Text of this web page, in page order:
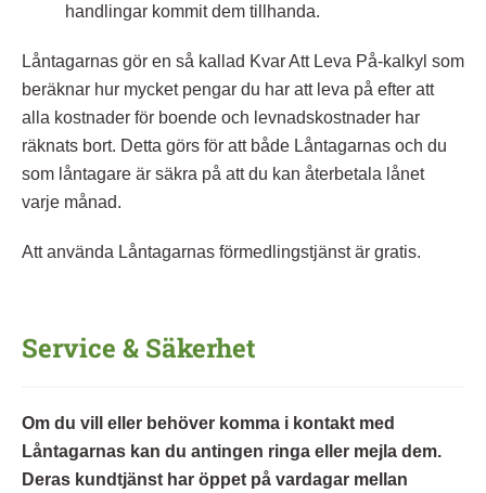
handlingar kommit dem tillhanda.
Låntagarnas gör en så kallad Kvar Att Leva På-kalkyl som
beräknar hur mycket pengar du har att leva på efter att
alla kostnader för boende och levnadskostnader har
räknats bort. Detta görs för att både Låntagarnas och du
som låntagare är säkra på att du kan återbetala lånet
varje månad.
Att använda Låntagarnas förmedlingstjänst är gratis.
Service & Säkerhet
Om du vill eller behöver komma i kontakt med
Låntagarnas kan du antingen ringa eller mejla dem.
Deras kundtjänst har öppet på vardagar mellan